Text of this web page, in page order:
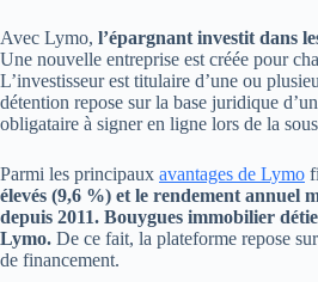
Avec Lymo, l’épargnant investit dans
Une nouvelle entreprise est créée pour
L’investisseur est titulaire d’une ou
détention repose sur la base juridique
obligataire à signer en ligne lors de la
Parmi les principaux avantages de Lymo
élevés (9,6 %) et le rendement annuel
depuis 2011. Bouygues immobilier
Lymo. De ce fait, la plateforme repose
de financement.